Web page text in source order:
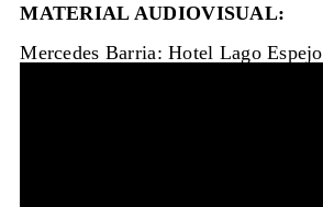
MATERIAL AUDIOVISUAL:
Mercedes Barria: Hotel Lago Espejo